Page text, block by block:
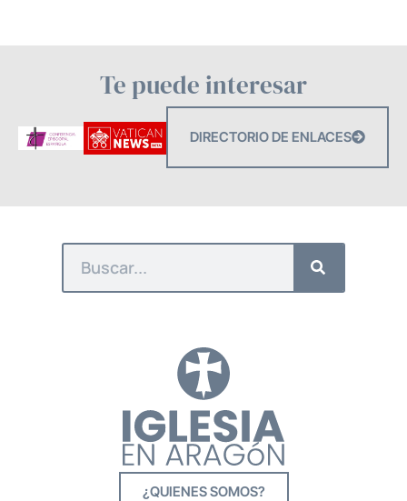
Te puede interesar
DIRECTORIO DE ENLACES
¿QUIENES SOMOS?